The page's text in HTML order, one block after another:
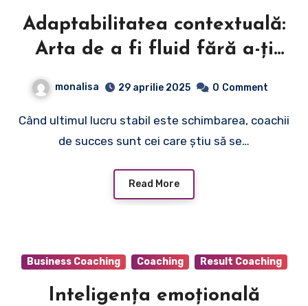
Adaptabilitatea contextuală:
Arta de a fi fluid fără a-ți
monalisa 29 aprilie 2025 0 Comment
Când ultimul lucru stabil este schimbarea, coachii
de succes sunt cei care știu să se…
Read More
Business Coaching Coaching Result Coaching
Inteligența emoțională